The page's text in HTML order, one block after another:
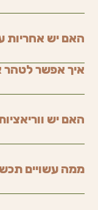
האם יש אחריות
איך אפשר
האם יש
ממה עשויים